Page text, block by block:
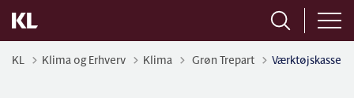
KL Klima og Erhverv Klima Tilbage til
Grøn Trepart Værktøjskasse